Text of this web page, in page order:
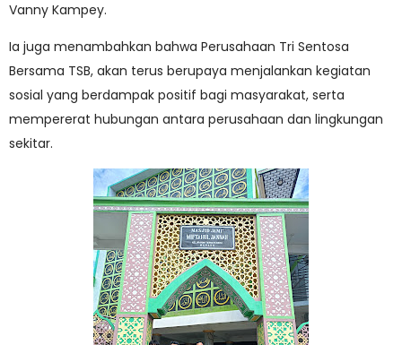
Vanny Kampey.
Ia juga menambahkan bahwa Perusahaan Tri Sentosa
Bersama TSB, akan terus berupaya menjalankan kegiatan
sosial yang berdampak positif bagi masyarakat, serta
mempererat hubungan antara perusahaan dan lingkungan
sekitar.